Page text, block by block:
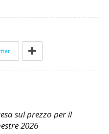
sul prezzo per il
2026